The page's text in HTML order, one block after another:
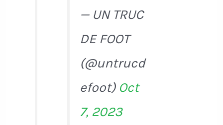
— UN TRUC
DE FOOT
(@untrucd
efoot) Oct
7, 2023